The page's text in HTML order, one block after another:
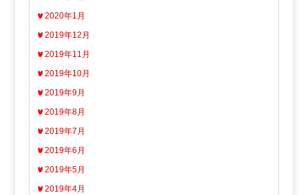
2020年1月
2019年12月
2019年11月
2019年10月
2019年9月
2019年8月
2019年7月
2019年6月
2019年5月
2019年4月